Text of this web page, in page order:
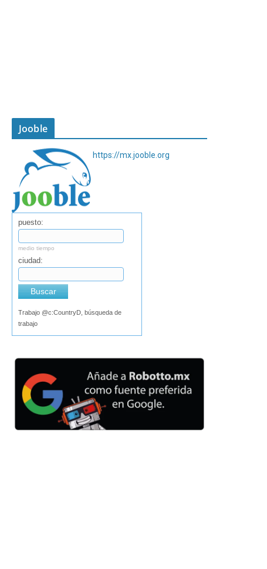
Jooble
https://mx.jooble.org
puesto:
medio tiempo
ciudad:
Buscar
Trabajo @c:CountryD, búsqueda de
trabajo